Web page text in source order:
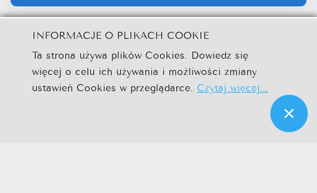
© Urząd Miejski w Kamieniu Krajeńskim.
|
INFORMACJE O PLIKACH COOKIE
Ta strona używa plików Cookies. Dowiedz się
więcej o celu ich używania i możliwości zmiany
ustawień Cookies w przeglądarce. Czytaj więcej...